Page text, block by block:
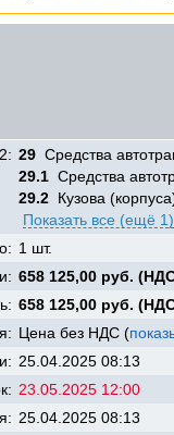
29 Средства
29.1 Средства
29.2 Кузова
Показать все (ещё 1)
1 шт.
658 125,00 руб.
658 125,00 руб.
Цена без НДС (
25.04.2025 08:13
23.05.2025 12:00
25.04.2025 08:13